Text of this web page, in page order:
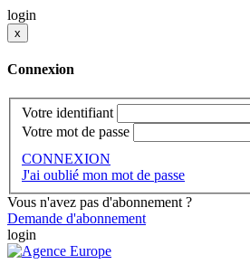
login
x
Connexion
Votre identifiant
Votre mot de passe
CONNEXION
J'ai oublié mon mot de passe
Vous n'avez pas d'abonnement ?
Demande d'abonnement
login